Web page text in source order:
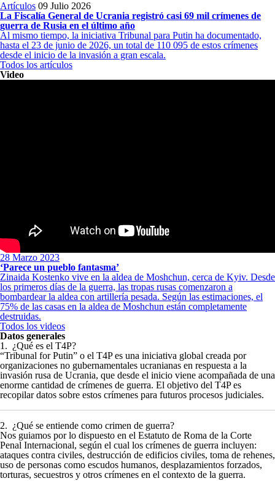
Artículos 09 Julio 2026
La Fiscalía General de Ucrania registró casi 69 mil crímenes de
guerra de Rusia en el último año
Al mismo tiempo, la iniciativa Tribunal para Putin ha documentado,
hasta el 23 de junio de 2026, un total de 110 095 de estos crímenes
desde el inicio de la invasión a gran escala.
Todos los artículos
Video
28 Marzo 2023
‘Parece un pueblo fantasma’
Zinaida Kostenko vive en la aldea de Moshchun, cerca de Kyiv. Desde
los primeros días de la guerra, las tropas rusas comenzaron a
bombardear la aldea con artillería pesada. Según las estimaciones, el
75% de las casas en la aldea de Moshchun están completamente
destruidas.
Todos los videos
Datos generales
1. ¿Qué es el T4P?
“Tribunal for Putin” o el T4P es una iniciativa global creada por
organizaciones no gubernamentales ucranianas en respuesta a la
invasión rusa de Ucrania, que desde el inicio viene acompañada de una
enorme cantidad de crímenes de guerra. El objetivo del T4P es
recopilar datos sobre estos crímenes para futuros procesos judiciales.
2. ¿Qué se entiende como crimen de guerra?
Nos guiamos por lo dispuesto en el Estatuto de Roma de la Corte
Penal Internacional, según el cual los crímenes de guerra incluyen:
ataques contra civiles, destrucción de edificios civiles, toma de rehenes,
uso de personas como escudos humanos, desplazamientos forzados,
torturas, secuestros y otros crímenes en el contexto de la guerra.